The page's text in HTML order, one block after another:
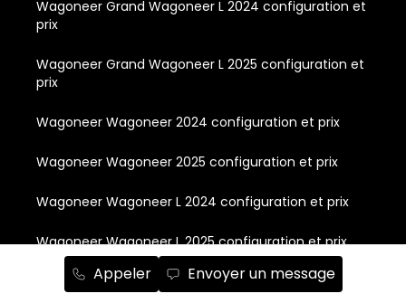
Appeler Envoyer un message
Wagoneer Grand Wagoneer L 2024 configuration et
prix
Wagoneer Grand Wagoneer L 2025 configuration et
prix
Wagoneer Wagoneer 2024 configuration et prix
Wagoneer Wagoneer 2025 configuration et prix
Wagoneer Wagoneer L 2024 configuration et prix
Wagoneer Wagoneer L 2025 configuration et prix
Wagoneer Wagoneer S BEV 2024 configuration et